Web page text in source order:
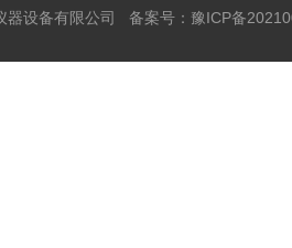
器设备有限公司 备案号： 豫ICP备